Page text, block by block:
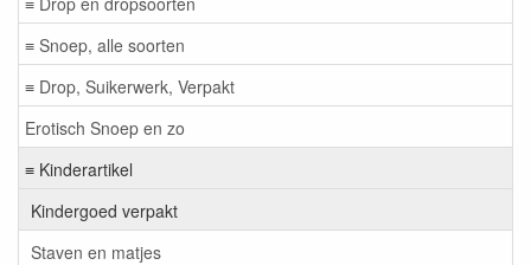
≡ Snoep, alle soorten
≡ Drop, Suikerwerk, Verpakt
Erotisch Snoep en zo
≡ Kinderartikel
Kindergoed verpakt
Staven en matjes